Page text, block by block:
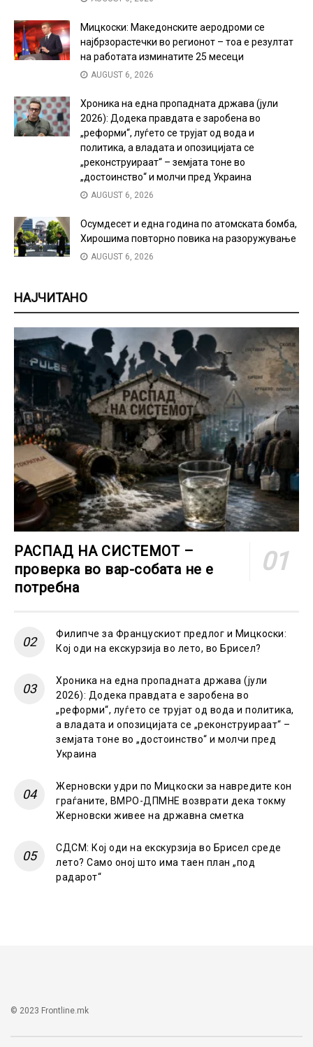
Мицкоски: Македонските аеродроми се
најбрзорастечки во регионот – тоа е резултат
на работата изминатите 25 месеци
AUGUST 6, 2026
Хроника на една пропадната држава (јули
2026): Додека правдата е заробена во
„реформи“, луѓето се трујат од вода и
политика, а владата и опозицијата се
„реконструираат“ – земјата тоне во
„достоинство“ и молчи пред Украина
AUGUST 6, 2026
Осумдесет и една година по атомската бомба,
Хирошима повторно повика на разоружување
AUGUST 6, 2026
НАЈЧИТАНО
РАСПАД НА СИСТЕМОТ –
проверка во вар-собата не е
потребна
Филипче за Францускиот предлог и Мицкоски:
Кој оди на екскурзија во лето, во Брисел?
Хроника на една пропадната држава (јули
2026): Додека правдата е заробена во
„реформи“, луѓето се трујат од вода и политика,
а владата и опозицијата се „реконструираат“ –
земјата тоне во „достоинство“ и молчи пред
Украина
Жерновски удри по Мицкоски за навредите кон
граѓаните, ВМРО-ДПМНЕ возврати дека токму
Жерновски живее на државна сметка
СДСМ: Кој оди на екскурзија во Брисел среде
лето? Само оној што има таен план „под
радарот“
© 2023 Frontline.mk